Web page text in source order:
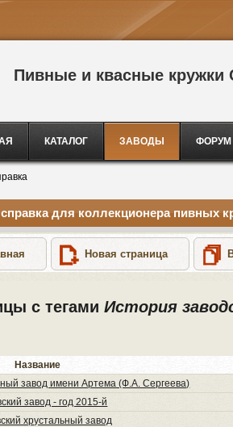
Пивные и квасные кружки
КАТАЛОГ ЗАВОДЫ ФОРУМ
для коллекционера пивных
Новая страница
с тегамиИстория
Название
завод имени Артема (Ф.А. Сергеева)
завод - год 2015-й
хрустальный завод